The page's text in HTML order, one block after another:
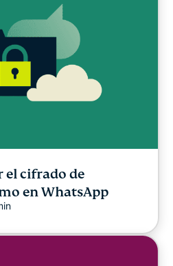
el cifrado de
en WhatsApp